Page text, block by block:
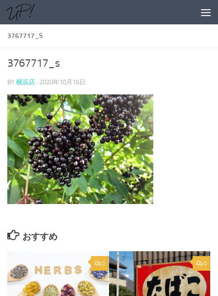
コンテンツへスキップ
3767717_S
3767717_s
BY 横浜店 · 2020年10月16日
おすすめ
0 0